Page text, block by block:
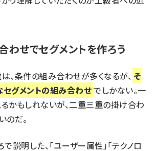
わせでセグメントを作ろう
、条件の組み合わせが多くなるが、 そ
グメントの組み合わせでしかない。一
かもしれないが、二重三重の掛け合わ
のだ。
で説明した、「ユーザー属性」「テクノロ